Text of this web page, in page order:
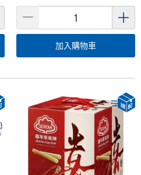
加入購物車